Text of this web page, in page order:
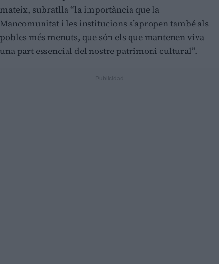
mateix, subratlla “la importància que la
Mancomunitat i les institucions s’apropen també als
pobles més menuts, que són els que mantenen viva
una part essencial del nostre patrimoni cultural”.